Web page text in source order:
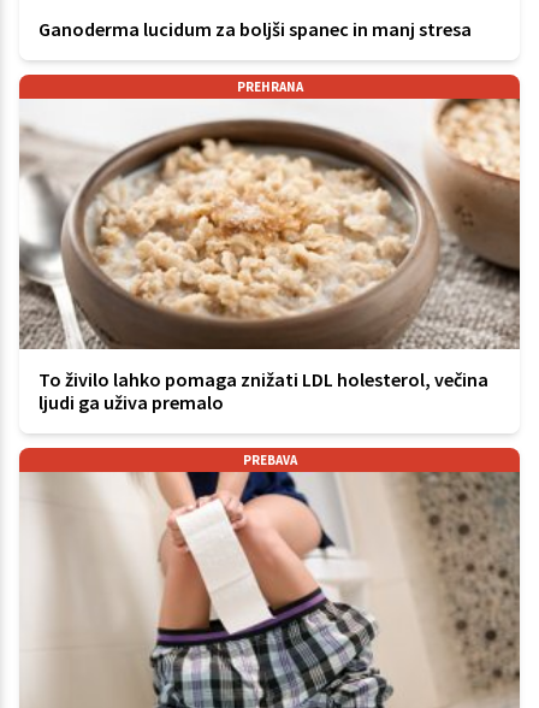
Ganoderma lucidum za boljši spanec in manj stresa
PREHRANA
To živilo lahko pomaga znižati LDL holesterol, večina
ljudi ga uživa premalo
PREBAVA